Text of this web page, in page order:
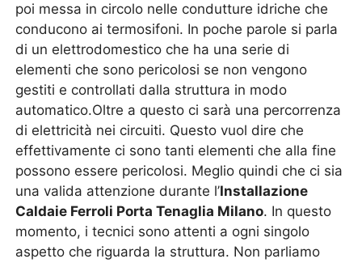
poi messa in circolo nelle condutture idriche che
conducono ai termosifoni. In poche parole si parla
di un elettrodomestico che ha una serie di
elementi che sono pericolosi se non vengono
gestiti e controllati dalla struttura in modo
automatico.Oltre a questo ci sarà una percorrenza
di elettricità nei circuiti. Questo vuol dire che
effettivamente ci sono tanti elementi che alla fine
possono essere pericolosi. Meglio quindi che ci sia
una valida attenzione durante l’Installazione
Caldaie Ferroli Porta Tenaglia Milano. In questo
momento, i tecnici sono attenti a ogni singolo
aspetto che riguarda la struttura. Non parliamo